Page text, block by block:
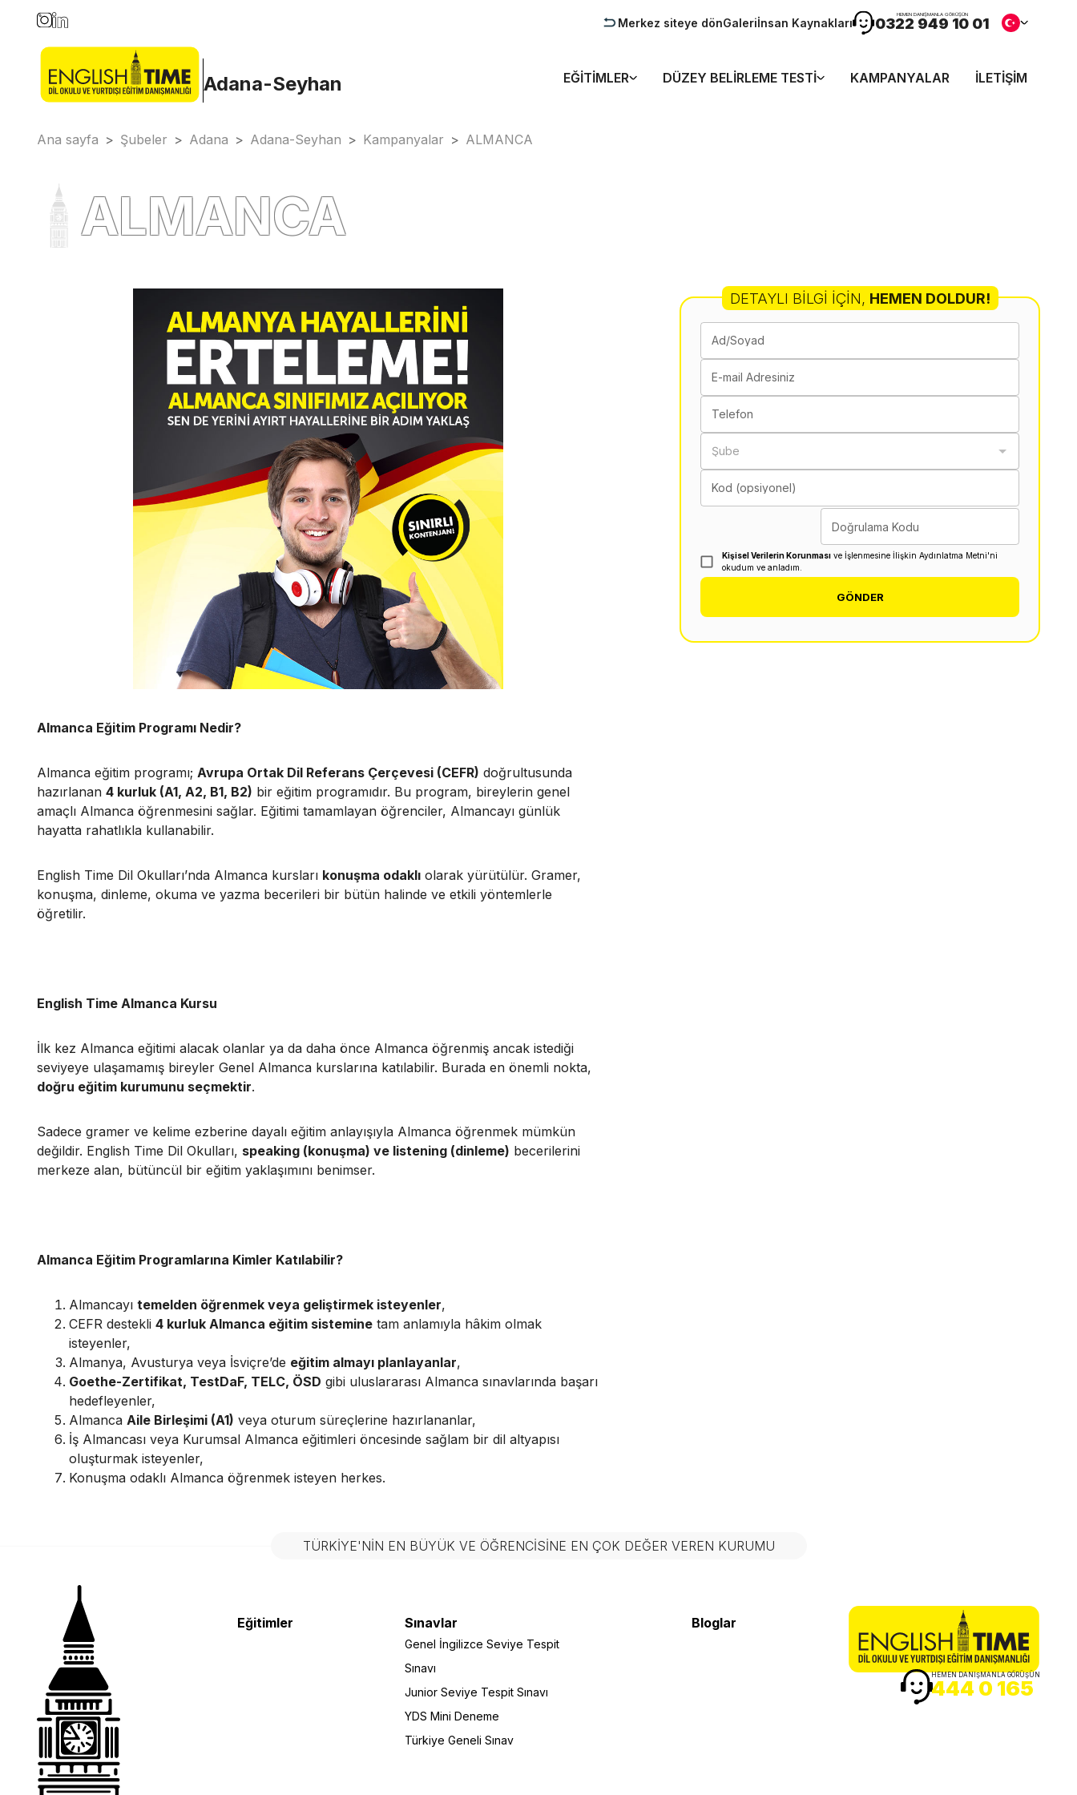
Merkez siteye dönGaleriİnsan Kaynakları
HEMEN DANIŞMANLA GÖRÜŞÜN
0322 949 10 01
Adana-Seyhan EĞITIMLER DÜZEY BELIRLEME TESTI KAMPANYALAR İLETIŞIM
Ana sayfa > Şubeler > Adana > Adana-Seyhan > Kampanyalar > ALMANCA
ALMANCA
Almanca Eğitim Programı Nedir?
Almanca eğitim programı; Avrupa Ortak Dil Referans Çerçevesi (CEFR) doğrultusunda
hazırlanan 4 kurluk (A1, A2, B1, B2) bir eğitim programıdır. Bu program, bireylerin genel
amaçlı Almanca öğrenmesini sağlar. Eğitimi tamamlayan öğrenciler, Almancayı günlük
hayatta rahatlıkla kullanabilir.
English Time Dil Okulları’nda Almanca kursları konuşma odaklı olarak yürütülür. Gramer,
konuşma, dinleme, okuma ve yazma becerileri bir bütün halinde ve etkili yöntemlerle
öğretilir.
English Time Almanca Kursu
İlk kez Almanca eğitimi alacak olanlar ya da daha önce Almanca öğrenmiş ancak istediği
seviyeye ulaşamamış bireyler Genel Almanca kurslarına katılabilir. Burada en önemli nokta,
doğru eğitim kurumunu seçmektir.
Sadece gramer ve kelime ezberine dayalı eğitim anlayışıyla Almanca öğrenmek mümkün
değildir. English Time Dil Okulları, speaking (konuşma) ve listening (dinleme) becerilerini
merkeze alan, bütüncül bir eğitim yaklaşımını benimser.
Almanca Eğitim Programlarına Kimler Katılabilir?
Almancayı temelden öğrenmek veya geliştirmek isteyenler,
CEFR destekli 4 kurluk Almanca eğitim sistemine tam anlamıyla hâkim olmak
isteyenler,
Almanya, Avusturya veya İsviçre’de eğitim almayı planlayanlar,
Goethe-Zertifikat, TestDaF, TELC, ÖSD gibi uluslararası Almanca sınavlarında başarı
hedefleyenler,
Almanca Aile Birleşimi (A1) veya oturum süreçlerine hazırlananlar,
İş Almancası veya Kurumsal Almanca eğitimleri öncesinde sağlam bir dil altyapısı
oluşturmak isteyenler,
Konuşma odaklı Almanca öğrenmek isteyen herkes.
DETAYLI BILGI İÇIN, HEMEN DOLDUR!
Ad/Soyad
E-mail Adresiniz
Telefon
Şube
Kod (opsiyonel)
Doğrulama Kodu
Kişisel Verilerin Korunması ve İşlenmesine İlişkin Aydınlatma Metni'ni
okudum ve anladım.
GÖNDER
TÜRKIYE'NIN EN BÜYÜK VE ÖĞRENCISINE EN ÇOK DEĞER VEREN KURUMU
Eğitimler Sınavlar
Genel İngilizce Seviye Tespit
Sınavı
Junior Seviye Tespit Sınavı
YDS Mini Deneme
Türkiye Geneli Sınav
Bloglar
HEMEN DANIŞMANLA GÖRÜŞÜN
444 0 165